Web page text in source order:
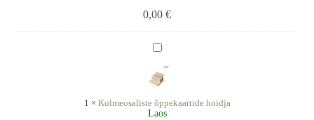
0,00 €
Kolmeosaliste
õppekaartide
hoidja
1 × Kolmeosaliste õppekaartide hoidja
Laos